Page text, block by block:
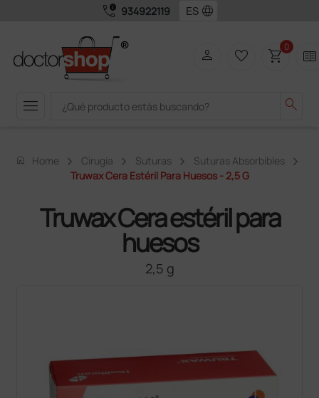
call_quality 934922119 language
menu search
person favorite_border shopping_cart0 two_pager
home Home Cirugía Suturas
Suturas Absorbibles
Truwax Cera Estéril Para Huesos - 2,5 G
Truwax Cera estéril para
huesos
2,5 g